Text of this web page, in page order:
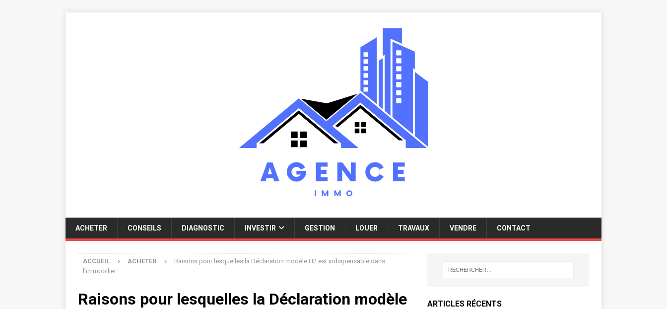
ACHETER CONSEILS DIAGNOSTIC INVESTIR GESTION LOUER TRAVAUX VENDRE CONTACT
ACCUEIL ACHETER
Raisons pour lesquelles la Déclaration modèle H2 est indispensable dans
l’immobilier
Raisons pour lesquelles la Déclaration modèle
ARTICLES RÉCENTS